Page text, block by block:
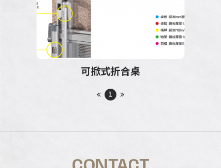
可掀式折合桌
1